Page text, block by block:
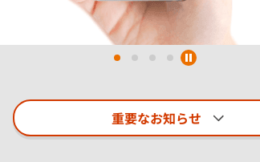
重要なお知らせ